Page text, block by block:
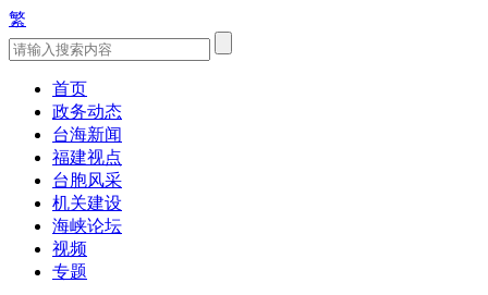
繁
首页
政务动态
台海新闻
福建视点
台胞风采
机关建设
海峡论坛
视频
专题